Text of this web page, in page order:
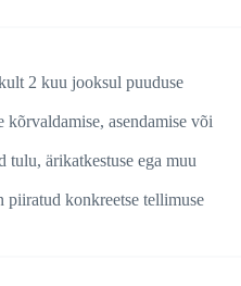
2 kuu jooksul puuduse
asendamise või
tulu, ärikatkestuse ega muu
piiratud konkreetse tellimuse